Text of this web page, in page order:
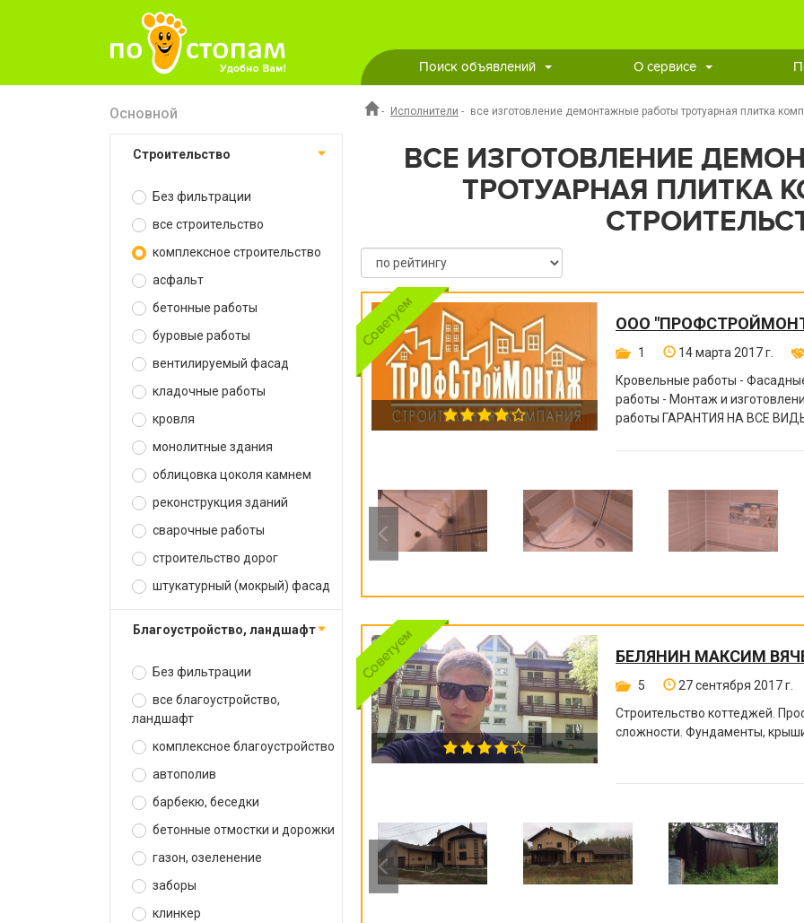
Поиск объявлений О сервисе
Основной
строительство
Без фильтрации
все строительство
комплексное строительство
асфальт
бетонные работы
буровые работы
вентилируемый фасад
кладочные работы
кровля
монолитные здания
облицовка цоколя камнем
реконструкция зданий
сварочные работы
строительство дорог
штукатурный (мокрый) фасад
благоустройство, ландшафт
Без фильтрации
все благоустройство,
ландшафт
комплексное благоустройство
автополив
барбекю, беседки
бетонные отмостки и дорожки
газон, озеленение
заборы
клинкер
- Исполнители - все изготовление демонтажные работы тротуарная плитка
ВСЕ ИЗГОТОВЛЕНИЕ
ТРОТУАРНАЯ ПЛИТКА
ООО
1 14 марта 2017 г.
Кровельные работы -
работы - Монтаж и
работы ГАРАНТИЯ НА ВСЕ
БЕЛЯНИН МАКСИМ
5 27 сентября 2017 г.
Строительство коттеджей.
сложности. Фундаменты,